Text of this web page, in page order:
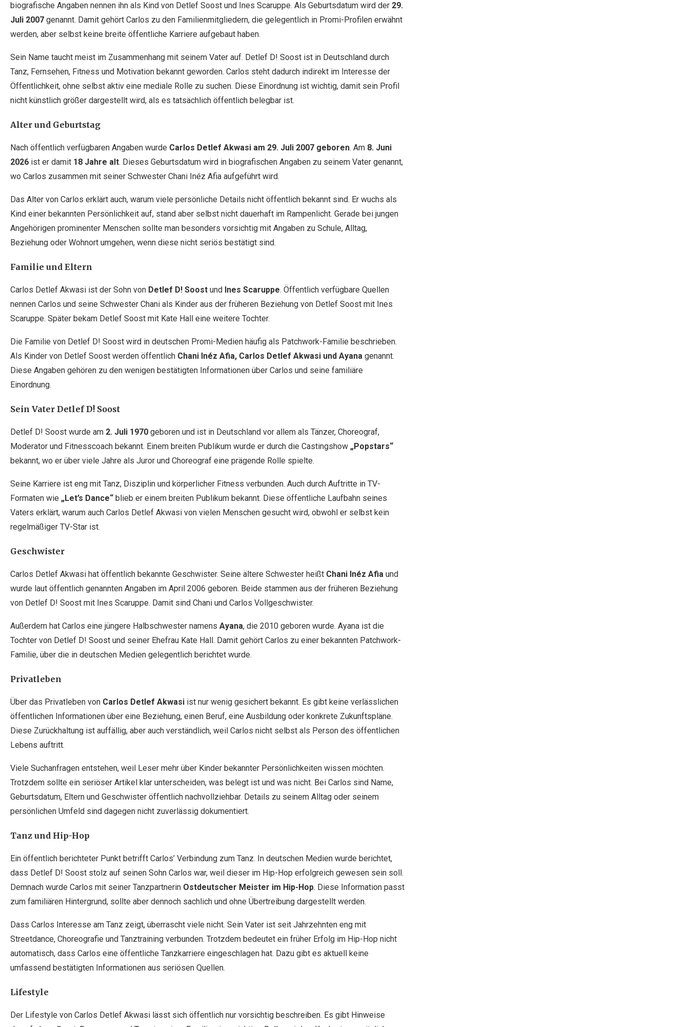
biografische Angaben nennen ihn als Kind von Detlef Soost und Ines Scaruppe. Als Geburtsdatum wird der 29.
Juli 2007 genannt. Damit gehört Carlos zu den Familienmitgliedern, die gelegentlich in Promi-Profilen erwähnt
werden, aber selbst keine breite öffentliche Karriere aufgebaut haben.
Sein Name taucht meist im Zusammenhang mit seinem Vater auf. Detlef D! Soost ist in Deutschland durch
Tanz, Fernsehen, Fitness und Motivation bekannt geworden. Carlos steht dadurch indirekt im Interesse der
Öffentlichkeit, ohne selbst aktiv eine mediale Rolle zu suchen. Diese Einordnung ist wichtig, damit sein Profil
nicht künstlich größer dargestellt wird, als es tatsächlich öffentlich belegbar ist.
Alter und Geburtstag
Nach öffentlich verfügbaren Angaben wurde Carlos Detlef Akwasi am 29. Juli 2007 geboren. Am 8. Juni
2026 ist er damit 18 Jahre alt. Dieses Geburtsdatum wird in biografischen Angaben zu seinem Vater genannt,
wo Carlos zusammen mit seiner Schwester Chani Inéz Afia aufgeführt wird.
Das Alter von Carlos erklärt auch, warum viele persönliche Details nicht öffentlich bekannt sind. Er wuchs als
Kind einer bekannten Persönlichkeit auf, stand aber selbst nicht dauerhaft im Rampenlicht. Gerade bei jungen
Angehörigen prominenter Menschen sollte man besonders vorsichtig mit Angaben zu Schule, Alltag,
Beziehung oder Wohnort umgehen, wenn diese nicht seriös bestätigt sind.
Familie und Eltern
Carlos Detlef Akwasi ist der Sohn von Detlef D! Soost und Ines Scaruppe. Öffentlich verfügbare Quellen
nennen Carlos und seine Schwester Chani als Kinder aus der früheren Beziehung von Detlef Soost mit Ines
Scaruppe. Später bekam Detlef Soost mit Kate Hall eine weitere Tochter.
Die Familie von Detlef D! Soost wird in deutschen Promi-Medien häufig als Patchwork-Familie beschrieben.
Als Kinder von Detlef Soost werden öffentlich Chani Inéz Afia, Carlos Detlef Akwasi und Ayana genannt.
Diese Angaben gehören zu den wenigen bestätigten Informationen über Carlos und seine familiäre
Einordnung.
Sein Vater Detlef D! Soost
Detlef D! Soost wurde am 2. Juli 1970 geboren und ist in Deutschland vor allem als Tänzer, Choreograf,
Moderator und Fitnesscoach bekannt. Einem breiten Publikum wurde er durch die Castingshow „Popstars“
bekannt, wo er über viele Jahre als Juror und Choreograf eine prägende Rolle spielte.
Seine Karriere ist eng mit Tanz, Disziplin und körperlicher Fitness verbunden. Auch durch Auftritte in TV-
Formaten wie „Let’s Dance“ blieb er einem breiten Publikum bekannt. Diese öffentliche Laufbahn seines
Vaters erklärt, warum auch Carlos Detlef Akwasi von vielen Menschen gesucht wird, obwohl er selbst kein
regelmäßiger TV-Star ist.
Geschwister
Carlos Detlef Akwasi hat öffentlich bekannte Geschwister. Seine ältere Schwester heißt Chani Inéz Afia und
wurde laut öffentlich genannten Angaben im April 2006 geboren. Beide stammen aus der früheren Beziehung
von Detlef D! Soost mit Ines Scaruppe. Damit sind Chani und Carlos Vollgeschwister.
Außerdem hat Carlos eine jüngere Halbschwester namens Ayana, die 2010 geboren wurde. Ayana ist die
Tochter von Detlef D! Soost und seiner Ehefrau Kate Hall. Damit gehört Carlos zu einer bekannten Patchwork-
Familie, über die in deutschen Medien gelegentlich berichtet wurde.
Privatleben
Über das Privatleben von Carlos Detlef Akwasi ist nur wenig gesichert bekannt. Es gibt keine verlässlichen
öffentlichen Informationen über eine Beziehung, einen Beruf, eine Ausbildung oder konkrete Zukunftspläne.
Diese Zurückhaltung ist auffällig, aber auch verständlich, weil Carlos nicht selbst als Person des öffentlichen
Lebens auftritt.
Viele Suchanfragen entstehen, weil Leser mehr über Kinder bekannter Persönlichkeiten wissen möchten.
Trotzdem sollte ein seriöser Artikel klar unterscheiden, was belegt ist und was nicht. Bei Carlos sind Name,
Geburtsdatum, Eltern und Geschwister öffentlich nachvollziehbar. Details zu seinem Alltag oder seinem
persönlichen Umfeld sind dagegen nicht zuverlässig dokumentiert.
Tanz und Hip-Hop
Ein öffentlich berichteter Punkt betrifft Carlos’ Verbindung zum Tanz. In deutschen Medien wurde berichtet,
dass Detlef D! Soost stolz auf seinen Sohn Carlos war, weil dieser im Hip-Hop erfolgreich gewesen sein soll.
Demnach wurde Carlos mit seiner Tanzpartnerin Ostdeutscher Meister im Hip-Hop. Diese Information passt
zum familiären Hintergrund, sollte aber dennoch sachlich und ohne Übertreibung dargestellt werden.
Dass Carlos Interesse am Tanz zeigt, überrascht viele nicht. Sein Vater ist seit Jahrzehnten eng mit
Streetdance, Choreografie und Tanztraining verbunden. Trotzdem bedeutet ein früher Erfolg im Hip-Hop nicht
automatisch, dass Carlos eine öffentliche Tanzkarriere eingeschlagen hat. Dazu gibt es aktuell keine
umfassend bestätigten Informationen aus seriösen Quellen.
Lifestyle
Der Lifestyle von Carlos Detlef Akwasi lässt sich öffentlich nur vorsichtig beschreiben. Es gibt Hinweise